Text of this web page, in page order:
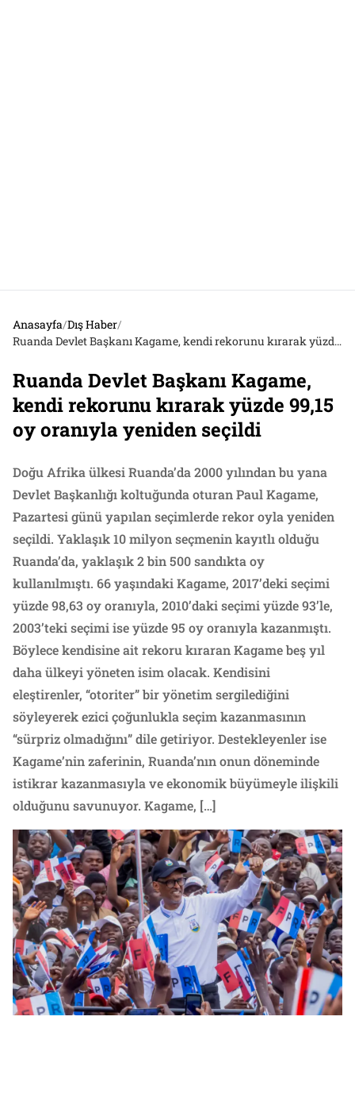
Anasayfa/Dış Haber/
Ruanda Devlet Başkanı Kagame, kendi rekorunu kırarak yüzde 99,15 oy oranıyla yeniden seçildi
Ruanda Devlet Başkanı Kagame,
kendi rekorunu kırarak yüzde 99,15
oy oranıyla yeniden seçildi
Doğu Afrika ülkesi Ruanda’da 2000 yılından bu yana
Devlet Başkanlığı koltuğunda oturan Paul Kagame,
Pazartesi günü yapılan seçimlerde rekor oyla yeniden
seçildi. Yaklaşık 10 milyon seçmenin kayıtlı olduğu
Ruanda’da, yaklaşık 2 bin 500 sandıkta oy
kullanılmıştı. 66 yaşındaki Kagame, 2017’deki seçimi
yüzde 98,63 oy oranıyla, 2010’daki seçimi yüzde 93’le,
2003’teki seçimi ise yüzde 95 oy oranıyla kazanmıştı.
Böylece kendisine ait rekoru kıraran Kagame beş yıl
daha ülkeyi yöneten isim olacak. Kendisini
eleştirenler, “otoriter” bir yönetim sergilediğini
söyleyerek ezici çoğunlukla seçim kazanmasının
“sürpriz olmadığını” dile getiriyor. Destekleyenler ise
Kagame’nin zaferinin, Ruanda’nın onun döneminde
istikrar kazanmasıyla ve ekonomik büyümeyle ilişkili
olduğunu savunuyor. Kagame, […]